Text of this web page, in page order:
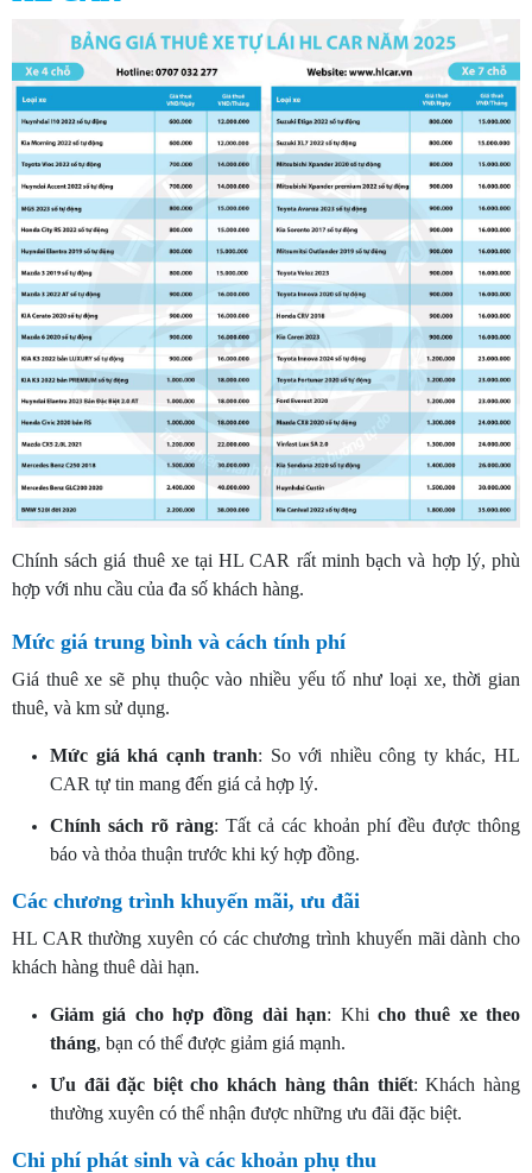
Chính sách giá thuê xe tại HL CAR rất minh bạch và hợp lý, phù
hợp với nhu cầu của đa số khách hàng.
Mức giá trung bình và cách tính phí
Giá thuê xe sẽ phụ thuộc vào nhiều yếu tố như loại xe, thời gian
thuê, và km sử dụng.
Mức giá khá cạnh tranh: So với nhiều công ty khác, HL
CAR tự tin mang đến giá cả hợp lý.
Chính sách rõ ràng: Tất cả các khoản phí đều được thông
báo và thỏa thuận trước khi ký hợp đồng.
Các chương trình khuyến mãi, ưu đãi
HL CAR thường xuyên có các chương trình khuyến mãi dành cho
khách hàng thuê dài hạn.
Giảm giá cho hợp đồng dài hạn: Khi cho thuê xe theo
tháng, bạn có thể được giảm giá mạnh.
Ưu đãi đặc biệt cho khách hàng thân thiết: Khách hàng
thường xuyên có thể nhận được những ưu đãi đặc biệt.
Chi phí phát sinh và các khoản phụ thu